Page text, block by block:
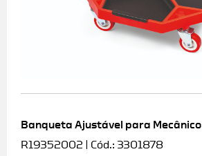
Banqueta Ajustável para Mecânico
R19352002 | Cód.: 3301878